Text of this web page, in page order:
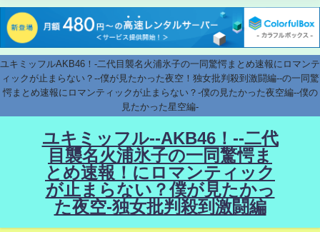
ユキミッフルAKB46！-二代目襲名火浦氷子の一同驚愕まとめ速報にロマンテ
ィックが止まらない？--僕が見たかった夜空！独女批判殺到激闘編--の一同驚
愕まとめ速報にロマンティックが止まらない？-僕の見たかった夜空編--僕の
見たかった星空編-
ユキミッフル--AKB46！--二代
目襲名火浦氷子の一同驚愕ま
とめ速報！にロマンティック
が止まらない？僕が見たかっ
た夜空-独女批判殺到激闘編